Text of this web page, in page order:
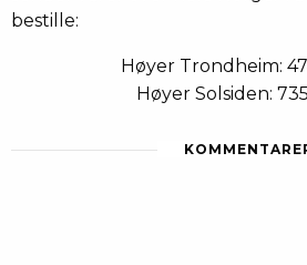
bestille:
Høyer Trondheim:
Høyer Solsiden: